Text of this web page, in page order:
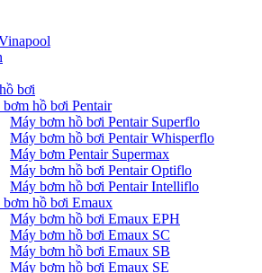
bơi
hồ bơi Pentair
Máy bơm hồ bơi Pentair Superflo
Máy bơm hồ bơi Pentair Whisperflo
Máy bơm Pentair Supermax
Máy bơm hồ bơi Pentair Optiflo
Máy bơm hồ bơi Pentair Intelliflo
hồ bơi Emaux
Máy bơm hồ bơi Emaux EPH
Máy bơm hồ bơi Emaux SC
Máy bơm hồ bơi Emaux SB
Máy bơm hồ bơi Emaux SE